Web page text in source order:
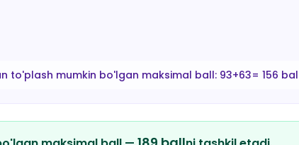
to'plash mumkin bo'lgan maksimal ball: 93+63= 156